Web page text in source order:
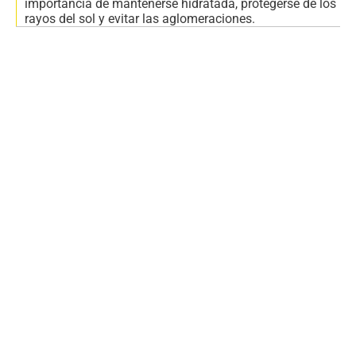
importancia de mantenerse hidratada, protegerse de los
rayos del sol y evitar las aglomeraciones.